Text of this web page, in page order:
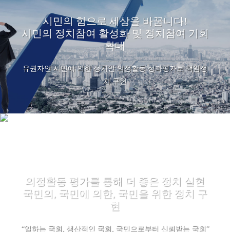
시민의 힘으로 세상을 바꿉니다!
시민의 정치참여 활성화 및 정치참여 기회
확대
유권자인 시민에 의한 정치인 의정활동 성과평가로 책임정
치 구현
의정활동 평가를 통해 더 좋은 정치 실현
국민의, 국민에 의한, 국민을 위한 정치 구
현
“일하는 국회, 생산적인 국회, 국민으로부터 신뢰받는 국회”